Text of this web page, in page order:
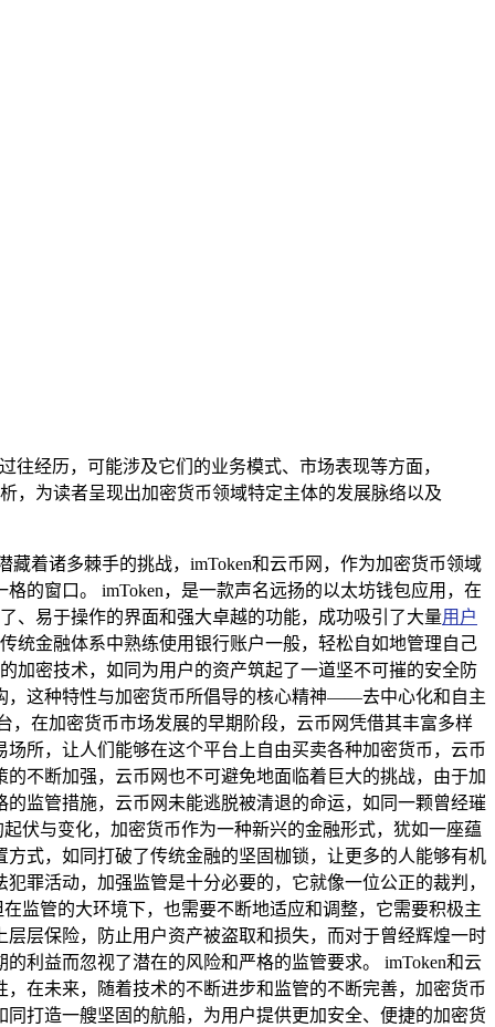
往经历，可能涉及它们的业务模式、市场表现等方面，
，为读者呈现出加密货币领域特定主体的发展脉络以及
着诸多棘手的挑战，imToken和云币网，作为加密货币领域
的窗口。 imToken，是一款声名远扬的以太坊钱包应用，在
、易于操作的界面和强大卓越的功能，成功吸引了大量用户
统金融体系中熟练使用银行账户一般，轻松自如地管理自己
加密技术，如同为用户的资产筑起了一道坚不可摧的安全防
，这种特性与加密货币所倡导的核心精神——去中心化和自主
，在加密货币市场发展的早期阶段，云币网凭借其丰富多样
所，让人们能够在这个平台上自由买卖各种加密货币，云币
不断加强，云币网也不可避免地面临着巨大的挑战，由于加
监管措施，云币网未能逃脱被清退的命运，如同一颗曾经璀
伏与变化，加密货币作为一种新兴的金融形式，犹如一座蕴
式，如同打破了传统金融的坚固枷锁，让更多的人能够有机
罪活动，加强监管是十分必要的，它就像一位公正的裁判，
监管的大环境下，也需要不断地适应和调整，它需要积极主
层保险，防止用户资产被盗取和损失，而对于曾经辉煌一时
利益而忽视了潜在的风险和严格的监管要求。 imToken和云
在未来，随着技术的不断进步和监管的不断完善，加密货币
打造一艘坚固的航船，为用户提供更加安全、便捷的加密货